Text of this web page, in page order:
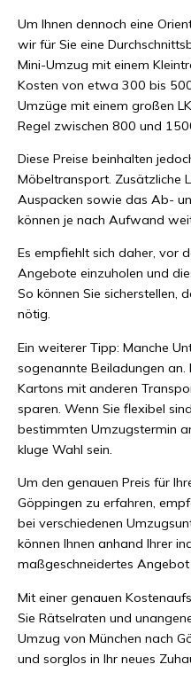
Um Ihnen dennoch eine
wir für Sie eine
Mini-Umzug mit einem
Kosten von etwa 300 bis
Umzüge mit einem großen
Regel zwischen 800 und
Diese Preise beinhalten
Möbeltransport. Zusätzliche
Auspacken sowie das Ab-
können je nach Aufwand
Es empfiehlt sich daher, vor
Angebote einzuholen und
So können Sie sicherstellen,
nötig.
Ein weiterer Tipp: Manche
sogenannte Beiladungen
Kartons mit anderen
sparen. Wenn Sie flexibel
bestimmten Umzugstermin
kluge Wahl sein.
Um den genauen Preis für
Göppingen zu erfahren,
bei verschiedenen
können Ihnen anhand Ihrer
maßgeschneidertes Angebot
Mit einer genauen
Sie Rätselraten und
Umzug von München nach
und sorglos in Ihr neues